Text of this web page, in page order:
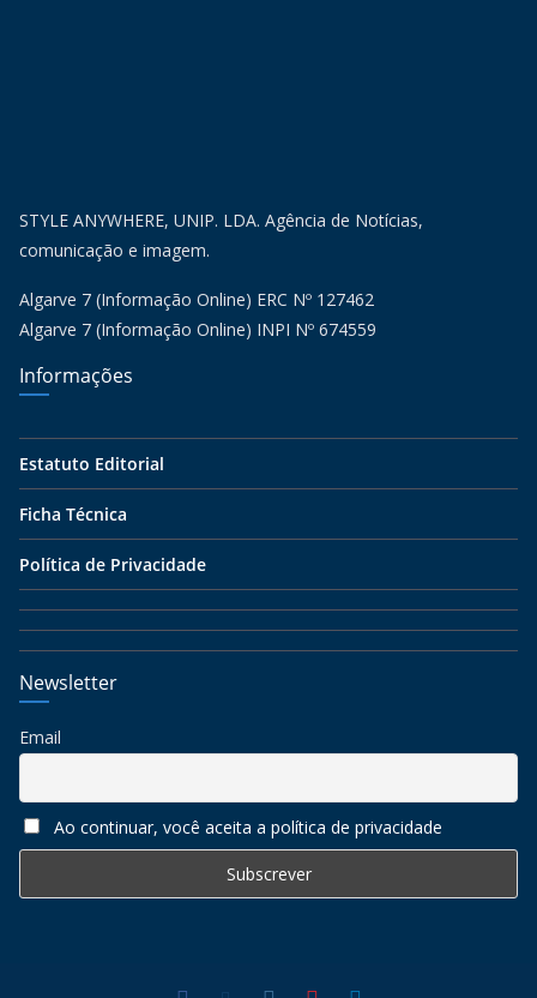
STYLE ANYWHERE, UNIP. LDA. Agência de Notícias,
comunicação e imagem.
Algarve 7 (Informação Online) ERC Nº 127462
Algarve 7 (Informação Online) INPI Nº 674559
Informações
Estatuto Editorial
Ficha Técnica
Política de Privacidade
Newsletter
Email
Ao continuar, você aceita a política de privacidade